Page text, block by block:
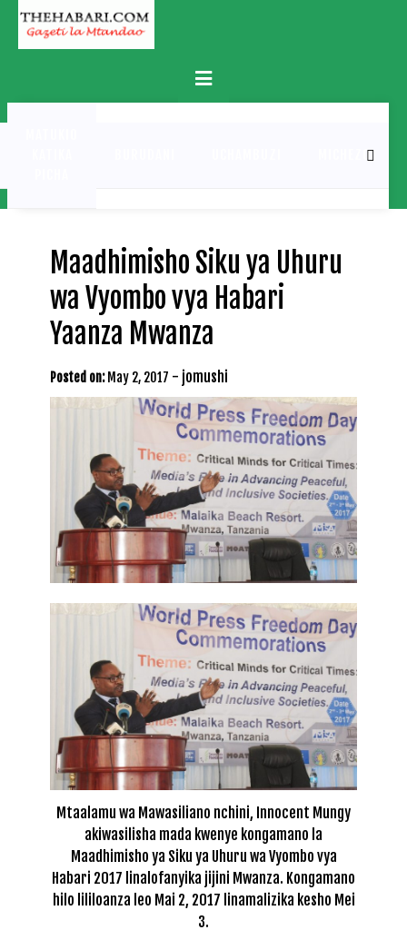
Skip
content
Primary
Menu
MICHEZO
Maadhimisho Siku ya Uhuru
wa Vyombo vya Habari
Yaanza Mwanza
Posted on: May 2, 2017 - jomushi
Mtaalamu wa Mawasiliano nchini, Innocent Mungy
akiwasilisha mada kwenye kongamano la
Maadhimisho ya Siku ya Uhuru wa Vyombo vya
Habari 2017 linalofanyika jijini Mwanza. Kongamano
hilo lililoanza leo Mai 2, 2017 linamalizika kesho Mei
3.